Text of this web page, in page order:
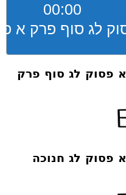
00:00
פרק א פסוק לג סוף פרק
פרק א פסוק לג חנוכה